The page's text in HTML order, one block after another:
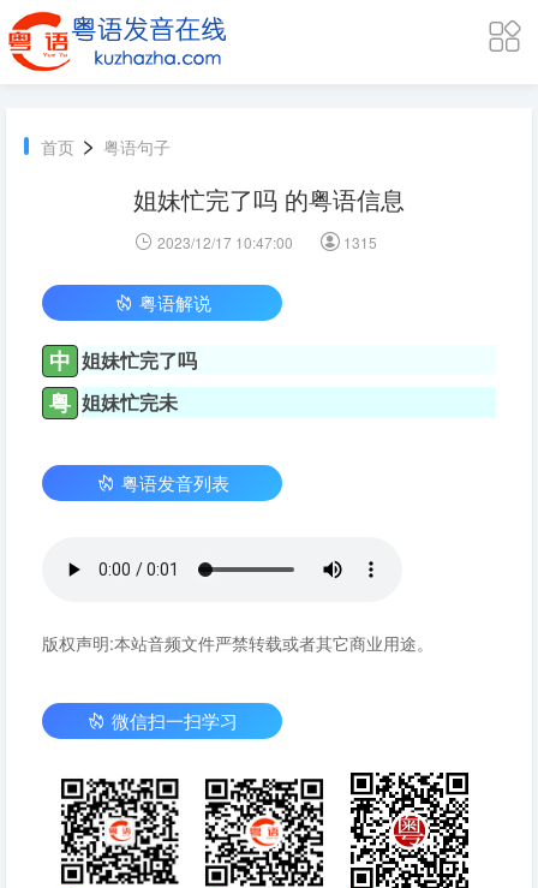
首页 > 粤语句子
姐妹忙完了吗 的粤语信息
2023/12/17 10:47:00 1315
粤语解说
中 姐妹忙完了吗
粤 姐妹忙完未
粤语发音列表
版权声明:本站音频文件严禁转载或者其它商业用途。
微信扫一扫学习